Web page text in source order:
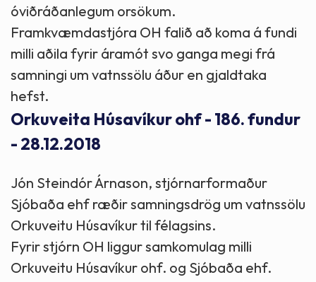
óviðráðanlegum orsökum.
Framkvæmdastjóra OH falið að koma á fundi
milli aðila fyrir áramót svo ganga megi frá
samningi um vatnssölu áður en gjaldtaka
hefst.
Orkuveita Húsavíkur ohf - 186. fundur
- 28.12.2018
Jón Steindór Árnason, stjórnarformaður
Sjóbaða ehf ræðir samningsdrög um vatnssölu
Orkuveitu Húsavíkur til félagsins.
Fyrir stjórn OH liggur samkomulag milli
Orkuveitu Húsavíkur ohf. og Sjóbaða ehf.